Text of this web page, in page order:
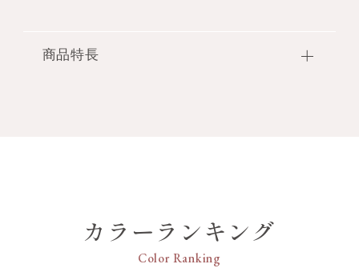
商品特長
クトし、安心して持ち運べる専用ケースに3つの新
色が登場。香りに合わせたり、気分や季節で変える
など自由なコーディネイトを楽しめる6色展開で
カラーランキング
Color Ranking